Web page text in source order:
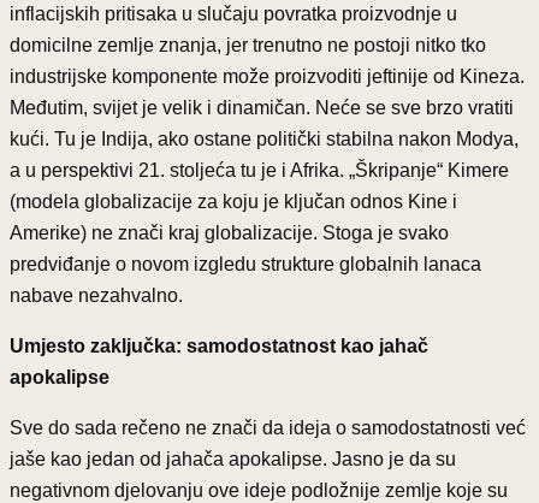
inflacijskih pritisaka u slučaju povratka proizvodnje u
domicilne zemlje znanja, jer trenutno ne postoji nitko tko
industrijske komponente može proizvoditi jeftinije od Kineza.
Međutim, svijet je velik i dinamičan. Neće se sve brzo vratiti
kući. Tu je Indija, ako ostane politički stabilna nakon Modya,
a u perspektivi 21. stoljeća tu je i Afrika. „Škripanje“ Kimere
(modela globalizacije za koju je ključan odnos Kine i
Amerike) ne znači kraj globalizacije. Stoga je svako
predviđanje o novom izgledu strukture globalnih lanaca
nabave nezahvalno.
Umjesto zaključka: samodostatnost kao jahač
apokalipse
Sve do sada rečeno ne znači da ideja o samodostatnosti već
jaše kao jedan od jahača apokalipse. Jasno je da su
negativnom djelovanju ove ideje podložnije zemlje koje su